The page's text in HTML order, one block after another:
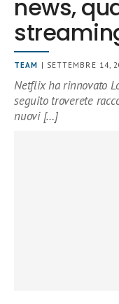
news,
TEAM | SETTEMBRE 14,
Netflix ha rinnovato
seguito troverete
nuovi […]